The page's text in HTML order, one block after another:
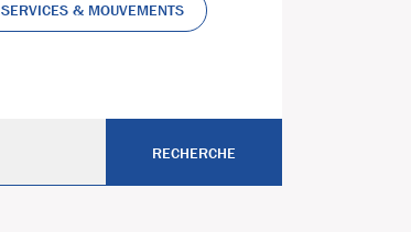
SERVICES & MOUVEMENTS